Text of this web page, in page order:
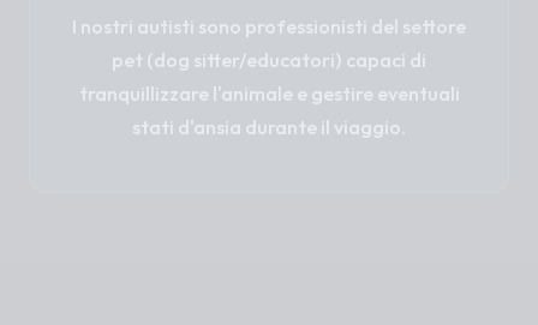
I nostri autisti sono professionisti del settore
pet (dog sitter/educatori) capaci di
tranquillizzare l'animale e gestire eventuali
stati d'ansia durante il viaggio.